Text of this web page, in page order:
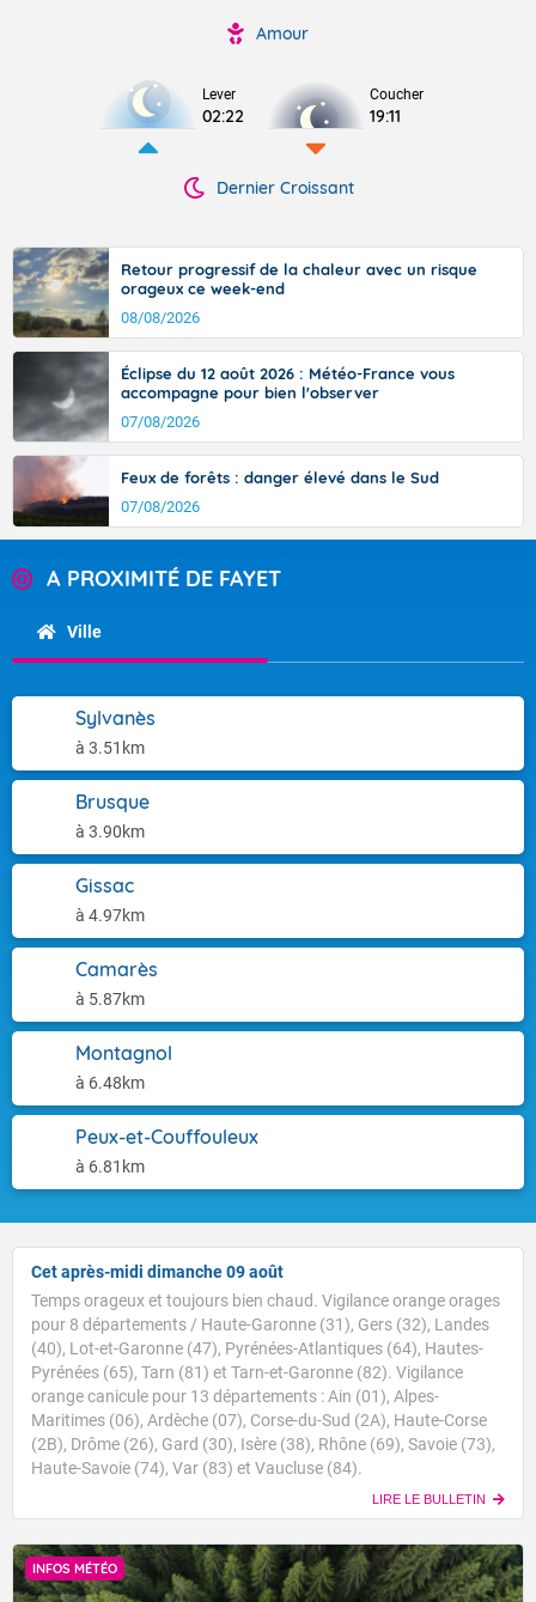
Amour
Lever
02:22
Coucher
19:11
Dernier Croissant
Retour progressif de la chaleur avec un risque
orageux ce week-end
08/08/2026
Éclipse du 12 août 2026 : Météo-France vous
accompagne pour bien l'observer
07/08/2026
Feux de forêts : danger élevé dans le Sud
07/08/2026
A PROXIMITÉ DE FAYET
Ville
Sylvanès
à 3.51km
Brusque
à 3.90km
Gissac
à 4.97km
Camarès
à 5.87km
Montagnol
à 6.48km
Peux-et-Couffouleux
à 6.81km
Cet après-midi dimanche 09 août
Temps orageux et toujours bien chaud. Vigilance orange orages
pour 8 départements / Haute-Garonne (31), Gers (32), Landes
(40), Lot-et-Garonne (47), Pyrénées-Atlantiques (64), Hautes-
Pyrénées (65), Tarn (81) et Tarn-et-Garonne (82). Vigilance
orange canicule pour 13 départements : Ain (01), Alpes-
Maritimes (06), Ardèche (07), Corse-du-Sud (2A), Haute-Corse
(2B), Drôme (26), Gard (30), Isère (38), Rhône (69), Savoie (73),
Haute-Savoie (74), Var (83) et Vaucluse (84).
LIRE LE BULLETIN
INFOS MÉTÉO